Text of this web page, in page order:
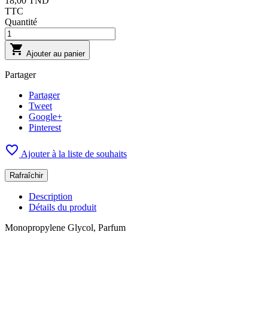
TTC
Quantité
 Ajouter au panier
Partager
Partager
Tweet
Google+
Pinterest
 Ajouter à la liste de souhaits
Description
Détails du produit
Monopropylene Glycol, Parfum